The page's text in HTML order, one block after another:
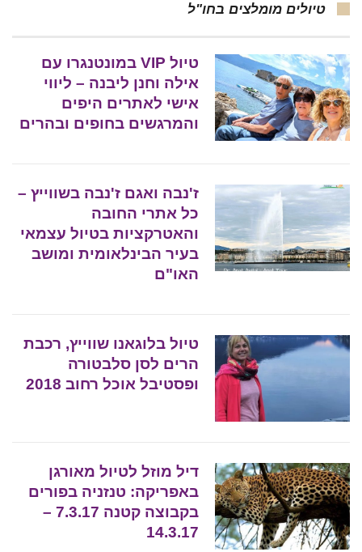
טיולים מומלצים בחו"ל
טיול VIP במונטנגרו עם
אילה וחנן ליבנה – ליווי
אישי לאתרים היפים
והמרגשים בחופים ובהרים
ז'נבה ואגם ז'נבה בשווייץ –
כל אתרי החובה
והאטרקציות בטיול עצמאי
בעיר הבינלאומית ומושב
האו"ם
טיול בלוגאנו שווייץ, רכבת
הרים לסן סלבטורה
ופסטיבל אוכל רחוב 2018
דיל מוזל לטיול מאורגן
באפריקה: טנזניה בפורים
בקבוצה קטנה 7.3.17 –
14.3.17